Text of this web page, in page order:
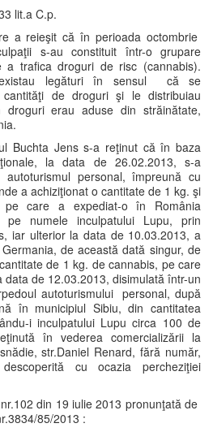
lit.a C.p.
a reieşit că în perioada octombrie
s-au constituit într-o grupare
a trafica droguri de risc (cannabis).
legături în sensul că se
de droguri şi le distribuiau
droguri erau aduse din străinătate,
Buchta Jens s-a reţinut că în baza
la data de 26.02.2013, s-a
personal, împreună cu
a achiziţionat o cantitate de 1 kg. şi
care a expediat-o în România
numele inculpatului Lupu, prin
iar ulterior la data de 10.03.2013, a
de această dată singur, de
de 1 kg. de cannabis, pe care
de 12.03.2013, disimulată într-un
autoturismului personal, după
în municipiul Sibiu, din cantitatea
i inculpatului Lupu circa 100 de
în vederea comercializării la
str.Daniel Renard, fără număr,
cu ocazia percheziţiei
din 19 iulie 2013 pronunţată de
85/2013 :